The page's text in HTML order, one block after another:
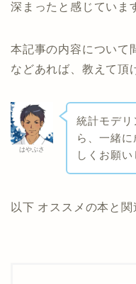
深まったと感じていま
本記事の内容について
などあれば、教えて頂
はやぶさ
統計モデ
ら、一緒
しくお願い
以下 オススメの本と